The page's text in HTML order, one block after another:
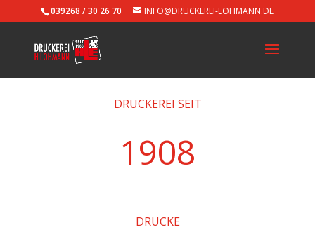
039268 / 30 26 70 INFO@DRUCKEREI-LOHMANN.DE
DRUCKEREI SEIT
1908
DRUCKE